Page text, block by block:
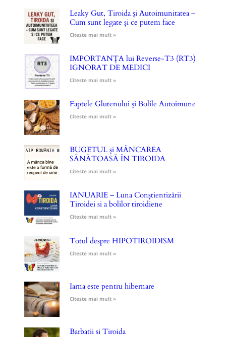
Leaky Gut, Tiroida și Autoimunitatea –
Cum sunt legate și ce putem face
Citeste mai mult »
IMPORTANȚA lui Reverse-T3 (RT3)
IGNORAT DE MEDICI
Citeste mai mult »
Faptele Glutenului și Bolile Autoimune
Citeste mai mult »
BUGETUL și MÂNCAREA
SĂNĂTOASĂ ÎN TIROIDA
Citeste mai mult »
IANUARIE – Luna Conștientizării
Tiroidei si a bolilor tiroidiene
Citeste mai mult »
Totul despre HIPOTIROIDISM
Citeste mai mult »
Iarna este pentru hibernare
Citeste mai mult »
Barbatii si Tiroida